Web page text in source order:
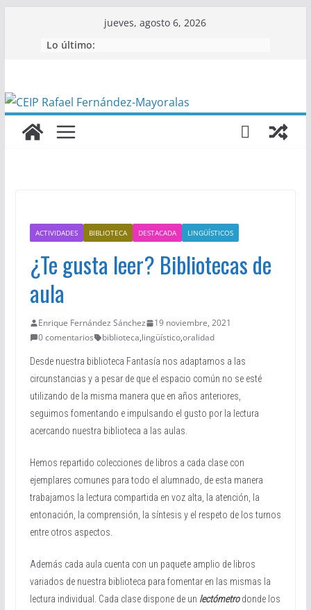
jueves, agosto 6, 2026
Lo último:
ACTIVIDADES BIBLIOTECA DESTACADA LINGÜÍSTICOS
¿Te gusta leer? Bibliotecas de
aula
Enrique Fernández Sánchez
19 noviembre, 2021
0 comentarios
biblioteca,lingüístico,oralidad
Desde nuestra biblioteca Fantasía nos adaptamos a las
circunstancias y a pesar de que el espacio común no se esté
utilizando de la misma manera que en años anteriores,
seguimos fomentando e impulsando el gusto por la lectura
acercando nuestra biblioteca a las aulas.
Hemos repartido colecciones de libros a cada clase con
ejemplares comunes para todo el alumnado, de esta manera
trabajamos la lectura compartida en voz alta, la atención, la
entonación, la comprensión, la síntesis y el respeto de los turnos
entre otros aspectos.
Además cada aula cuenta con un paquete amplio de libros
variados de nuestra biblioteca para fomentar en las mismas la
lectura individual. Cada clase dispone de un lectómetro donde los